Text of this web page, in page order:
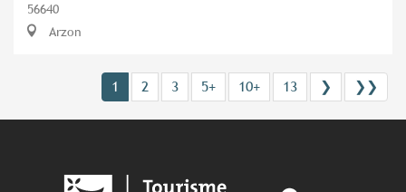
56640
Arzon
1 2 3 5+ 10+ 13 ❯ ❯❯